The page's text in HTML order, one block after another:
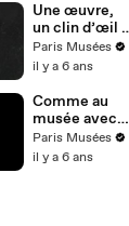
Une œuvre,
un clin d’œil !
Max Ernst |
Musée d'Art
Paris
Paris Musées
il y a 6 ans
Comme au
musée avec
Karel Appel |
Musée d'Art
Paris Musées
il y a 6 ans